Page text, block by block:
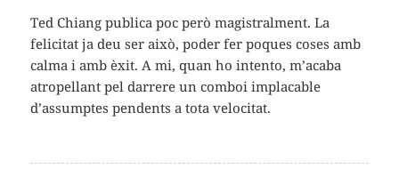
Ted Chiang publica poc però magistralment. La
felicitat ja deu ser això, poder fer poques coses amb
calma i amb èxit. A mi, quan ho intento, m’acaba
atropellant pel darrere un comboi implacable
d’assumptes pendents a tota velocitat.